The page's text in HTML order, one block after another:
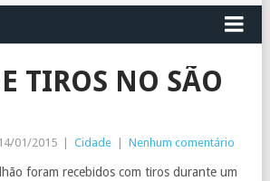
TIROS NO SÃO
14/01/2015 Cidade Nenhum comentário
foram recebidos com tiros durante um